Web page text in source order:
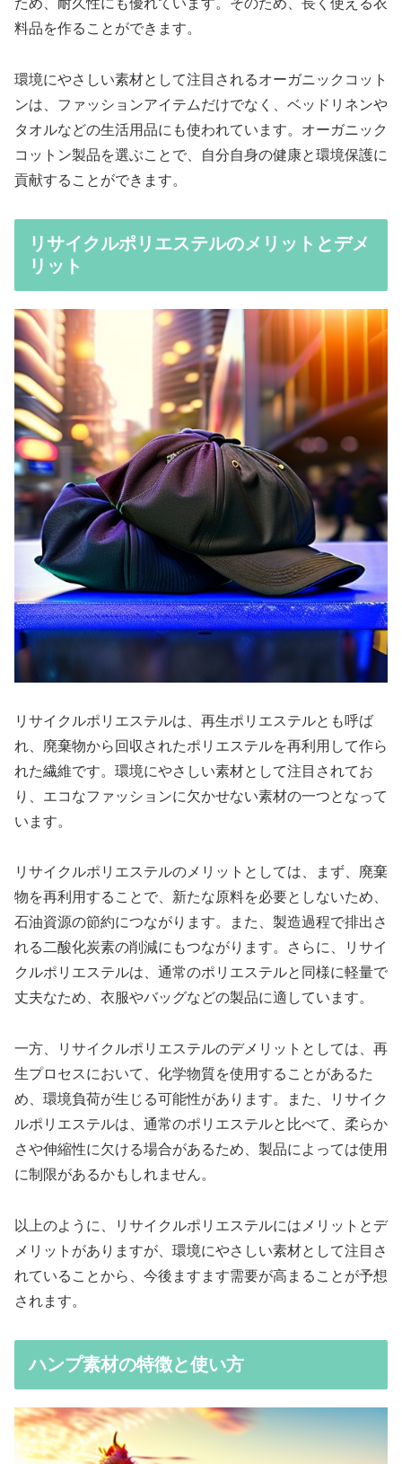
ため、耐久性にも優れています。そのため、長く使える衣
料品を作ることができます。
環境にやさしい素材として注目されるオーガニックコット
ンは、ファッションアイテムだけでなく、ベッドリネンや
タオルなどの生活用品にも使われています。オーガニック
コットン製品を選ぶことで、自分自身の健康と環境保護に
貢献することができます。
リサイクルポリエステルのメリットとデメ
リット
リサイクルポリエステルは、再生ポリエステルとも呼ば
れ、廃棄物から回収されたポリエステルを再利用して作ら
れた繊維です。環境にやさしい素材として注目されてお
り、エコなファッションに欠かせない素材の一つとなって
います。
リサイクルポリエステルのメリットとしては、まず、廃棄
物を再利用することで、新たな原料を必要としないため、
石油資源の節約につながります。また、製造過程で排出さ
れる二酸化炭素の削減にもつながります。さらに、リサイ
クルポリエステルは、通常のポリエステルと同様に軽量で
丈夫なため、衣服やバッグなどの製品に適しています。
一方、リサイクルポリエステルのデメリットとしては、再
生プロセスにおいて、化学物質を使用することがあるた
め、環境負荷が生じる可能性があります。また、リサイク
ルポリエステルは、通常のポリエステルと比べて、柔らか
さや伸縮性に欠ける場合があるため、製品によっては使用
に制限があるかもしれません。
以上のように、リサイクルポリエステルにはメリットとデ
メリットがありますが、環境にやさしい素材として注目さ
れていることから、今後ますます需要が高まることが予想
されます。
ハンプ素材の特徴と使い方